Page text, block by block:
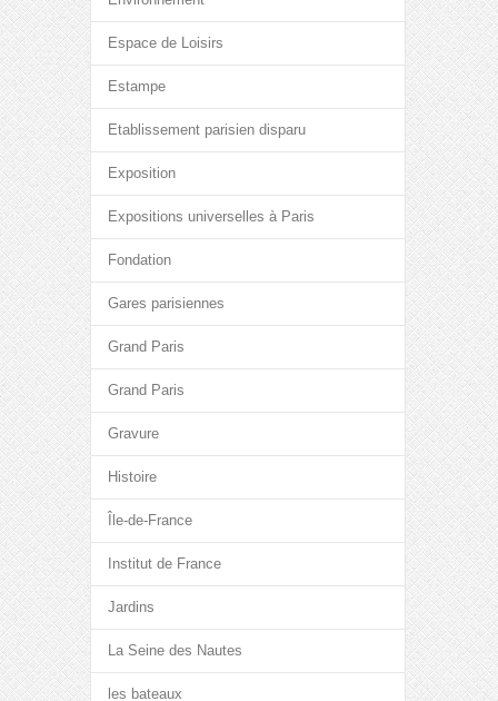
Espace de Loisirs
Estampe
Etablissement parisien disparu
Exposition
Expositions universelles à Paris
Fondation
Gares parisiennes
Grand Paris
Grand Paris
Gravure
Histoire
Île-de-France
Institut de France
Jardins
La Seine des Nautes
les bateaux